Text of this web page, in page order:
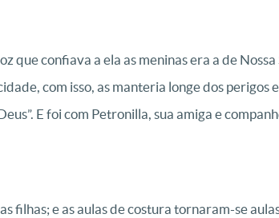
que confiava a ela as meninas era a de
com isso, as manteria longe dos perigos
E foi com Petronilla, sua amiga e
filhas; e as aulas de costura tornaram-se